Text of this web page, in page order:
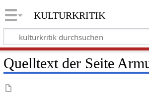
kulturkritik
Quelltext der Seite